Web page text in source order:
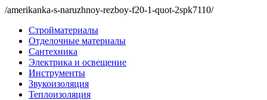
/amerikanka-s-naruzhnoy-rezboy-f20-1-quot-2spk7110/
Стройматериалы
Отделочные материалы
Сантехника
Электрика и освещение
Инструменты
Звукоизоляция
Теплоизоляция